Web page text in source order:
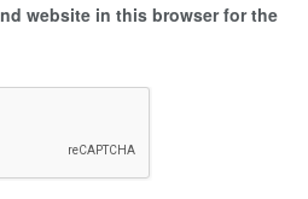
website in this browser for the